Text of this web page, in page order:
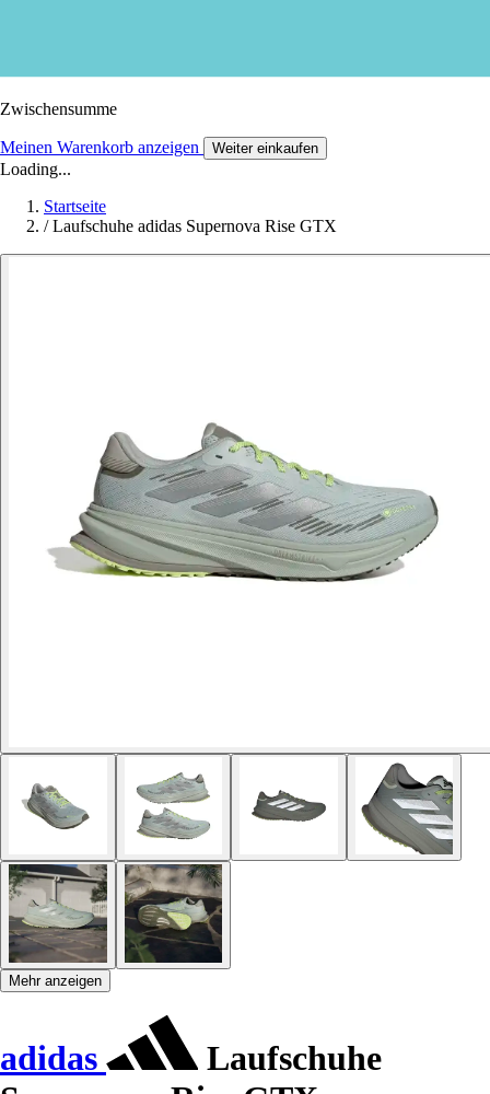
Zwischensumme
Meinen Warenkorb anzeigen Weiter einkaufen
Loading...
Startseite
/ Laufschuhe adidas Supernova Rise GTX
Mehr anzeigen
adidas
Laufschuhe